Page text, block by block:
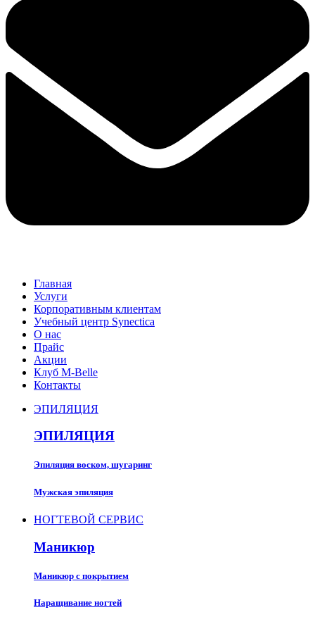
Главная
Услуги
Корпоративным клиентам
Учебный центр Synectica
О нас
Прайс
Акции
Клуб M-Belle
Контакты
ЭПИЛЯЦИЯ
ЭПИЛЯЦИЯ
Эпиляция воском, шугаринг
Мужская эпиляция
НОГТЕВОЙ СЕРВИС
Маникюр
Маникюр с покрытием
Наращивание ногтей